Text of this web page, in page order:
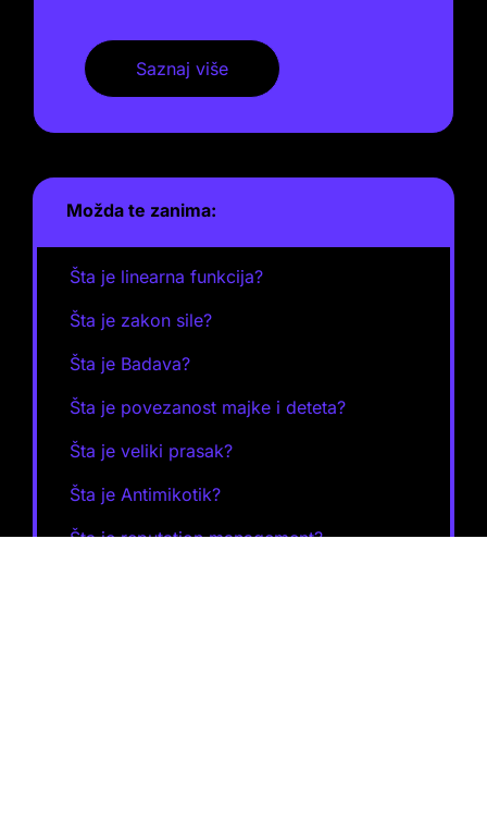
Saznaj više
Možda te zanima:
Šta je linearna funkcija?
Šta je zakon sile?
Šta je Badava?
Šta je povezanost majke i deteta?
Šta je veliki prasak?
Šta je Antimikotik?
Šta je reputation management?